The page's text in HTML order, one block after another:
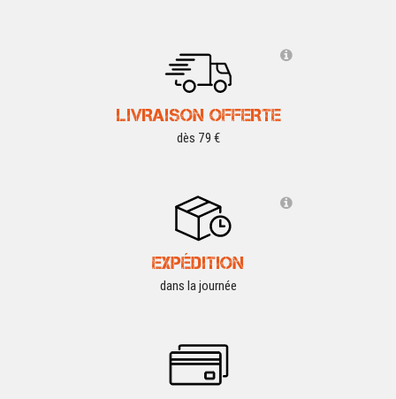
LIVRAISON OFFERTE
dès 79 €
EXPÉDITION
dans la journée